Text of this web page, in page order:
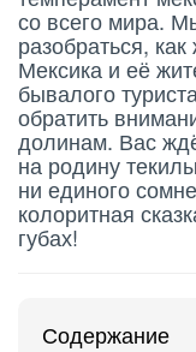
со всего мира.
разобраться,
Мексика и её
бывалого
обратить
долинам. Вас
на родину
ни единого
колоритная
губах!
Содержание